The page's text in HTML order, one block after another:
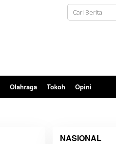
Olahraga Tokoh Opini
NASIONAL